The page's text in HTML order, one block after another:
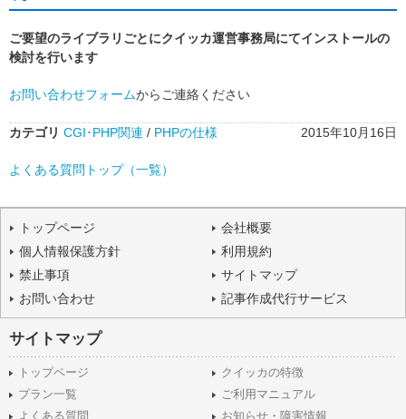
ご要望のライブラリごとにクイッカ運営事務局にてインストールの
検討を行います
お問い合わせフォームからご連絡ください
カテゴリ CGI･PHP関連 / PHPの仕様 2015年10月16日
よくある質問トップ（一覧）
トップページ
会社概要
個人情報保護方針
利用規約
禁止事項
サイトマップ
お問い合わせ
記事作成代行サービス
サイトマップ
トップページ
クイッカの特徴
プラン一覧
ご利用マニュアル
よくある質問
お知らせ・障害情報